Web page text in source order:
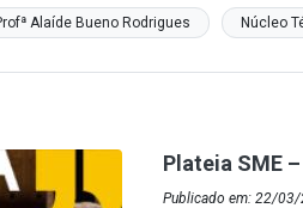
Alaíde Bueno Rodrigues Núcleo
Plateia SME
Publicado em: 22/03/